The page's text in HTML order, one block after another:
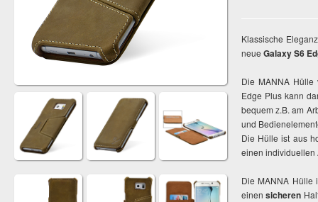
Klassische
neue Galaxy S6
Die MANNA Hülle
Edge Plus kann
bequem z.B. am
und
Die Hülle ist aus
einen individuellen
Die MANNA Hülle
einensicheren